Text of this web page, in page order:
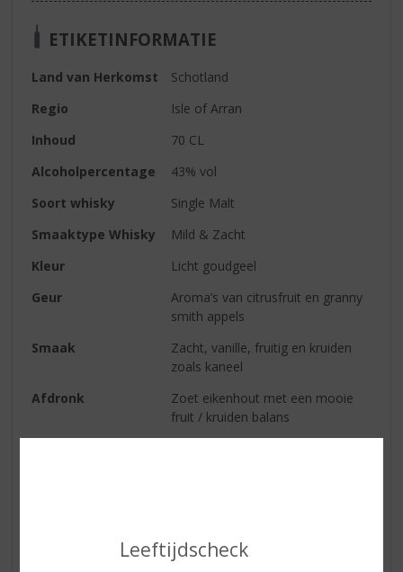
Leeftijdscheck
ETIKETINFORMATIE
Land van Herkomst
Schotland
Regio
Isle of Arran
Inhoud
70 CL
Alcoholpercentage
43% vol
Soort whisky
Single Malt
Smaaktype Whisky
Mild & Zacht
Kleur
Licht goudgeel
Geur
Aroma’s van citrusfruit en granny
smith appels
Smaak
Zacht, vanille, fruitig en kruiden
zoals kaneel
Afdronk
Zoet eikenhout met een mooie
fruit / kruiden balans
Er zijn nog geen reviews geplaatst voor dit product